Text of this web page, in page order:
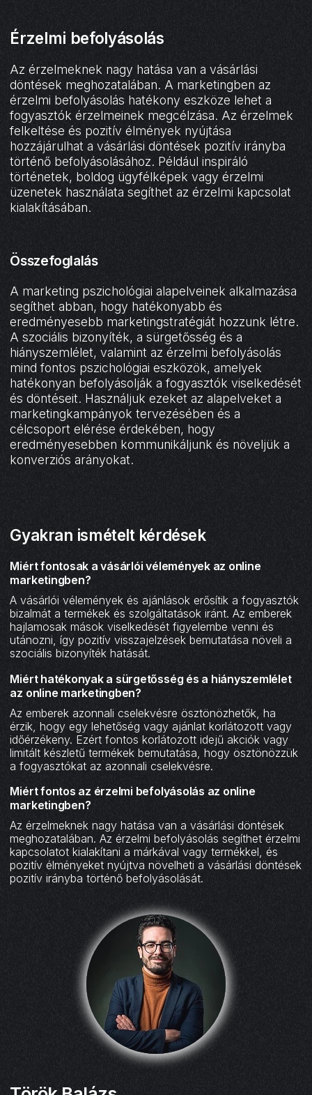
Érzelmi befolyásolás
Az érzelmeknek nagy hatása van a vásárlási
döntések meghozatalában. A marketingben az
érzelmi befolyásolás hatékony eszköze lehet a
fogyasztók érzelmeinek megcélzása. Az érzelmek
felkeltése és pozitív élmények nyújtása
hozzájárulhat a vásárlási döntések pozitív irányba
történő befolyásolásához. Például inspiráló
történetek, boldog ügyfélképek vagy érzelmi
üzenetek használata segíthet az érzelmi kapcsolat
kialakításában.
Összefoglalás
A marketing pszichológiai alapelveinek alkalmazása
segíthet abban, hogy hatékonyabb és
eredményesebb marketingstratégiát hozzunk létre.
A szociális bizonyíték, a sürgetősség és a
hiányszemlélet, valamint az érzelmi befolyásolás
mind fontos pszichológiai eszközök, amelyek
hatékonyan befolyásolják a fogyasztók viselkedését
és döntéseit. Használjuk ezeket az alapelveket a
marketingkampányok tervezésében és a
célcsoport elérése érdekében, hogy
eredményesebben kommunikáljunk és növeljük a
konverziós arányokat.
Gyakran ismételt kérdések
Miért fontosak a vásárlói vélemények az online
marketingben?
A vásárlói vélemények és ajánlások erősítik a fogyasztók
bizalmát a termékek és szolgáltatások iránt. Az emberek
hajlamosak mások viselkedését figyelembe venni és
utánozni, így pozitív visszajelzések bemutatása növeli a
szociális bizonyíték hatását.
Miért hatékonyak a sürgetősség és a hiányszemlélet
az online marketingben?
Az emberek azonnali cselekvésre ösztönözhetők, ha
érzik, hogy egy lehetőség vagy ajánlat korlátozott vagy
időérzékeny. Ezért fontos korlátozott idejű akciók vagy
limitált készletű termékek bemutatása, hogy ösztönözzük
a fogyasztókat az azonnali cselekvésre.
Miért fontos az érzelmi befolyásolás az online
marketingben?
Az érzelmeknek nagy hatása van a vásárlási döntések
meghozatalában. Az érzelmi befolyásolás segíthet érzelmi
kapcsolatot kialakítani a márkával vagy termékkel, és
pozitív élményeket nyújtva növelheti a vásárlási döntések
pozitív irányba történő befolyásolását.